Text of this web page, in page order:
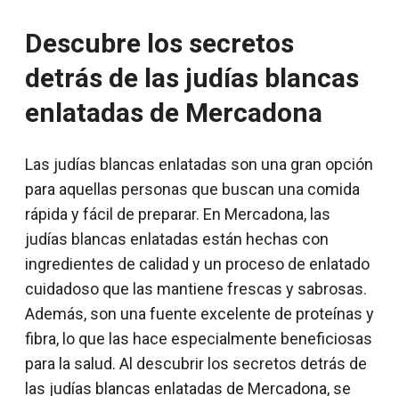
Descubre los secretos
detrás de las judías blancas
enlatadas de Mercadona
Las judías blancas enlatadas son una gran opción
para aquellas personas que buscan una comida
rápida y fácil de preparar. En Mercadona, las
judías blancas enlatadas están hechas con
ingredientes de calidad y un proceso de enlatado
cuidadoso que las mantiene frescas y sabrosas.
Además, son una fuente excelente de proteínas y
fibra, lo que las hace especialmente beneficiosas
para la salud. Al descubrir los secretos detrás de
las judías blancas enlatadas de Mercadona, se